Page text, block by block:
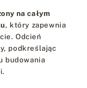
na całym
, który zapewnia
Odcień
podkreślając
budowania